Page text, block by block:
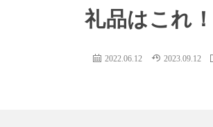
礼品はこれ
2022.06.12 2023.09.12